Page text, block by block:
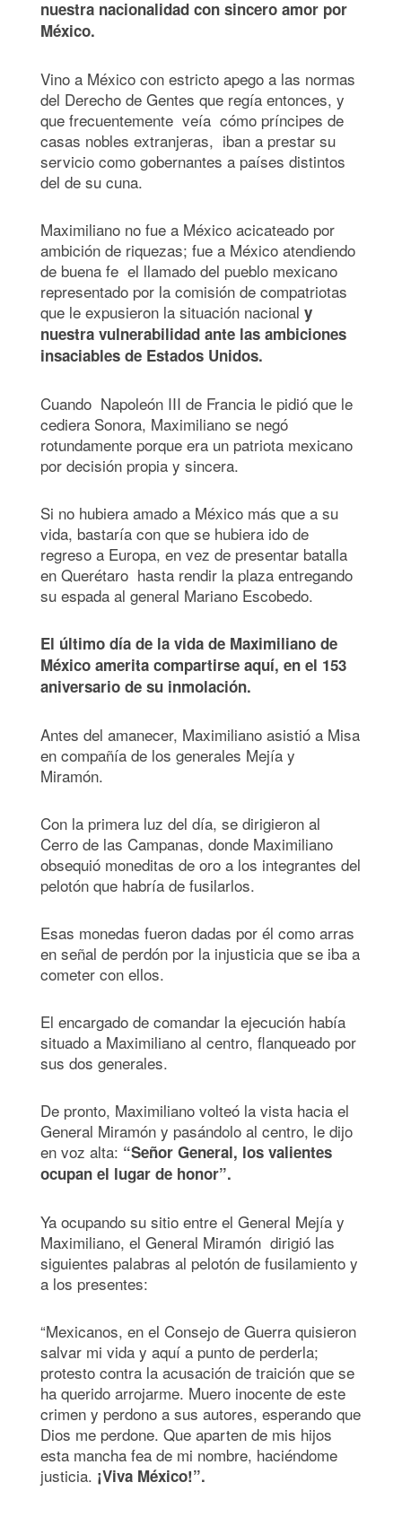
nuestra nacionalidad con sincero amor por
México.
Vino a México con estricto apego a las normas
del Derecho de Gentes que regía entonces, y
que frecuentemente veía cómo príncipes de
casas nobles extranjeras, iban a prestar su
servicio como gobernantes a países distintos
del de su cuna.
Maximiliano no fue a México acicateado por
ambición de riquezas; fue a México atendiendo
de buena fe el llamado del pueblo mexicano
representado por la comisión de compatriotas
que le expusieron la situación nacional y
nuestra vulnerabilidad ante las ambiciones
insaciables de Estados Unidos.
Cuando Napoleón III de Francia le pidió que le
cediera Sonora, Maximiliano se negó
rotundamente porque era un patriota mexicano
por decisión propia y sincera.
Si no hubiera amado a México más que a su
vida, bastaría con que se hubiera ido de
regreso a Europa, en vez de presentar batalla
en Querétaro hasta rendir la plaza entregando
su espada al general Mariano Escobedo.
El último día de la vida de Maximiliano de
México amerita compartirse aquí, en el 153
aniversario de su inmolación.
Antes del amanecer, Maximiliano asistió a Misa
en compañía de los generales Mejía y
Miramón.
Con la primera luz del día, se dirigieron al
Cerro de las Campanas, donde Maximiliano
obsequió moneditas de oro a los integrantes del
pelotón que habría de fusilarlos.
Esas monedas fueron dadas por él como arras
en señal de perdón por la injusticia que se iba a
cometer con ellos.
El encargado de comandar la ejecución había
situado a Maximiliano al centro, flanqueado por
sus dos generales.
De pronto, Maximiliano volteó la vista hacia el
General Miramón y pasándolo al centro, le dijo
en voz alta: “Señor General, los valientes
ocupan el lugar de honor”.
Ya ocupando su sitio entre el General Mejía y
Maximiliano, el General Miramón dirigió las
siguientes palabras al pelotón de fusilamiento y
a los presentes:
“Mexicanos, en el Consejo de Guerra quisieron
salvar mi vida y aquí a punto de perderla;
protesto contra la acusación de traición que se
ha querido arrojarme. Muero inocente de este
crimen y perdono a sus autores, esperando que
Dios me perdone. Que aparten de mis hijos
esta mancha fea de mi nombre, haciéndome
justicia. ¡Viva México!”.